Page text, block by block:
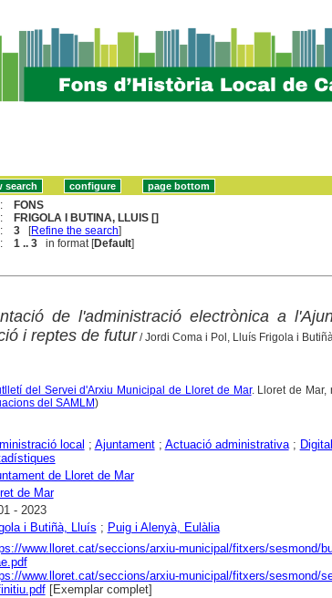
FONS
FRIGOLA I BUTINA, LLUIS []
3 [Refine the search]
1 .. 3 in format [Default]
de l'administració electrònica a
i reptes de futur/ Jordi Coma i Pol, Lluís Frigola i
del Servei d'Arxiu Municipal de Lloret de Mar. Lloret de Mar,
del SAMLM)
local ; Ajuntament; Actuació administrativa;
de Lloret de Mar
de Mar
- 2023
i Butiñà, Lluís ; Puig i Alenyà, Eulàlia
www.lloret.cat/seccions/arxiu-municipal/fitxers/sesmond/
www.lloret.cat/seccions/arxiu-municipal/fitxers/sesmond/
[Exemplar complet]